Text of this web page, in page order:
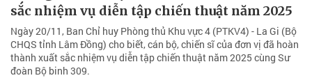
sắc nhiệm vụ diễn tập chiến thuật năm 2025
Ngày 20/11, Ban Chỉ huy Phòng thủ Khu vực 4 (PTKV4) - La Gi (Bộ
CHQS tỉnh Lâm Đồng) cho biết, cán bộ, chiến sĩ của đơn vị đã hoàn
thành xuất sắc nhiệm vụ diễn tập chiến thuật năm 2025 cùng Sư
đoàn Bộ binh 309.